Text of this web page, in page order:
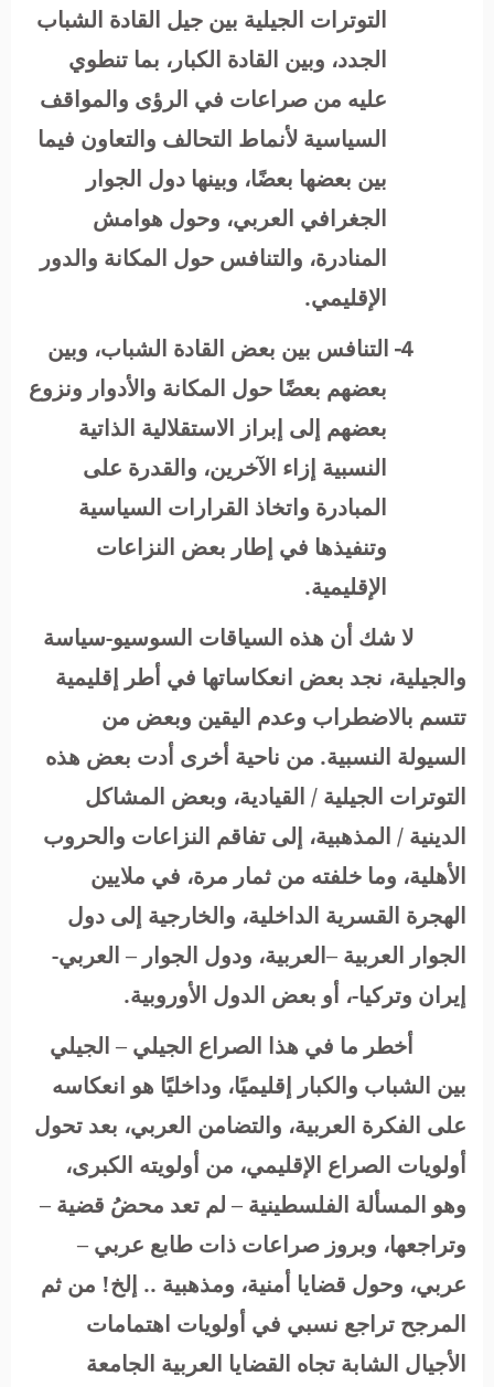
التوترات الجيلية بين جيل القادة الشباب
الجدد، وبين القادة الكبار، بما تنطوي
عليه من صراعات في الرؤى والمواقف
السياسية لأنماط التحالف والتعاون فيما
بين بعضها بعضًا، وبينها دول الجوار
الجغرافي العربي، وحول هوامش
المنادرة، والتنافس حول المكانة والدور
الإقليمي.
4- التنافس بين بعض القادة الشباب، وبين
بعضهم بعضًا حول المكانة والأدوار ونزوع
بعضهم إلى إبراز الاستقلالية الذاتية
النسبية إزاء الآخرين، والقدرة على
المبادرة واتخاذ القرارات السياسية
وتنفيذها في إطار بعض النزاعات
الإقليمية.
لا شك أن هذه السياقات السوسيو-سياسة
والجيلية، نجد بعض انعكاساتها في أطر إقليمية
تتسم بالاضطراب وعدم اليقين وبعض من
السيولة النسبية. من ناحية أخرى أدت بعض هذه
التوترات الجيلية / القيادية، وبعض المشاكل
الدينية / المذهبية، إلى تفاقم النزاعات والحروب
الأهلية، وما خلفته من ثمار مرة، في ملايين
الهجرة القسرية الداخلية، والخارجية إلى دول
الجوار العربية –العربية، ودول الجوار – العربي-
إيران وتركيا-، أو بعض الدول الأوروبية.
أخطر ما في هذا الصراع الجيلي – الجيلي
بين الشباب والكبار إقليميًا، وداخليًا هو انعكاسه
على الفكرة العربية، والتضامن العربي، بعد تحول
أولويات الصراع الإقليمي، من أولويته الكبرى،
وهو المسألة الفلسطينية – لم تعد محضُ قضية –
وتراجعها، وبروز صراعات ذات طابع عربي –
عربي، وحول قضايا أمنية، ومذهبية .. إلخ! من ثم
المرجح تراجع نسبي في أولويات اهتمامات
الأجيال الشابة تجاه القضايا العربية الجامعة